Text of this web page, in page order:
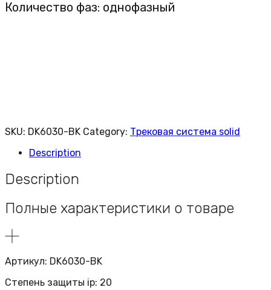
Количество фаз: однофазный
SKU: DK6030-BK Category: Трековая система solid
Description
Description
Полные характеристики о товаре
Артикул: DK6030-BK
Степень защиты ip: 20